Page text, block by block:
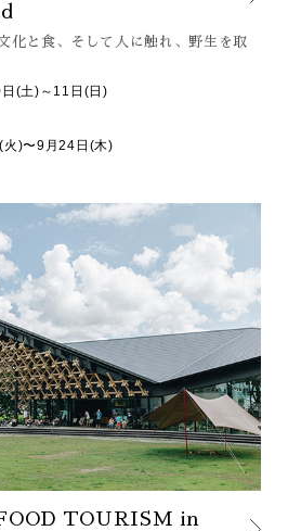
化と食、
そして人に触れ、野生を取
(土)～11日(日)
)〜9月24日(木)
TOURISM in